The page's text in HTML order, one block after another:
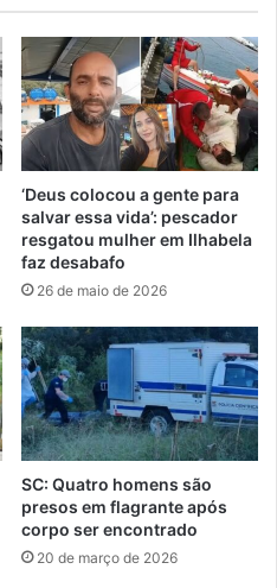
‘Deus colocou a gente para
salvar essa vida’: pescador
resgatou mulher em Ilhabela
faz desabafo
26 de maio de 2026
SC: Quatro homens são
presos em flagrante após
corpo ser encontrado
20 de março de 2026